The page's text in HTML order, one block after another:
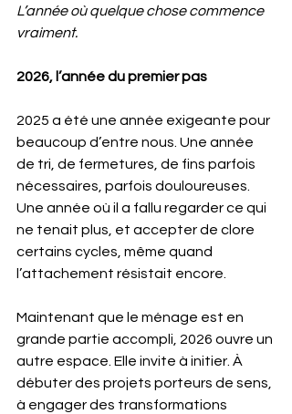
L’année où quelque chose commence
vraiment.
2026, l’année du premier pas
2025 a été une année exigeante pour
beaucoup d’entre nous. Une année
de tri, de fermetures, de fins parfois
nécessaires, parfois douloureuses.
Une année où il a fallu regarder ce qui
ne tenait plus, et accepter de clore
certains cycles, même quand
l’attachement résistait encore.
Maintenant que le ménage est en
grande partie accompli, 2026 ouvre un
autre espace. Elle invite à initier. À
débuter des projets porteurs de sens,
à engager des transformations